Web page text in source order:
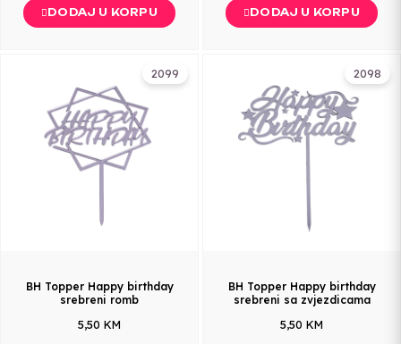
DODAJ U KORPU DODAJ U KORPU
2099
BH Topper Happy birthday
srebreni romb
5,50 KM
2098
BH Topper Happy birthday
srebreni sa zvjezdicama
5,50 KM